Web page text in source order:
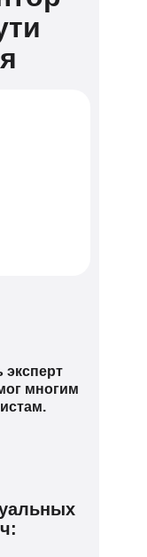
эксперт
многим